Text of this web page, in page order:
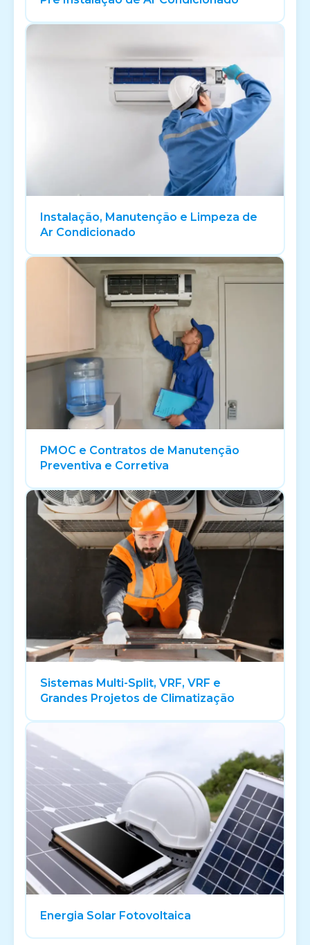
Instalação, Manutenção e Limpeza de
Ar Condicionado
PMOC e Contratos de Manutenção
Preventiva e Corretiva
Sistemas Multi-Split, VRF, VRF e
Grandes Projetos de Climatização
Energia Solar Fotovoltaica